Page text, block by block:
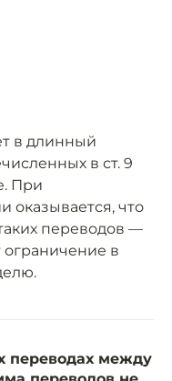
в длинный
в ст. 9
При
оказывается, что
переводов —
ограничение в
переводах между